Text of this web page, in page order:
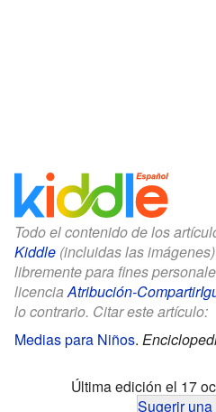
Todo el contenido de los
Kiddle (incluidas las
libremente para fines
licenciaAtribución-
lo contrario. Citar este artículo:
Medias para Niños.
Última edición el 17
Sugerir